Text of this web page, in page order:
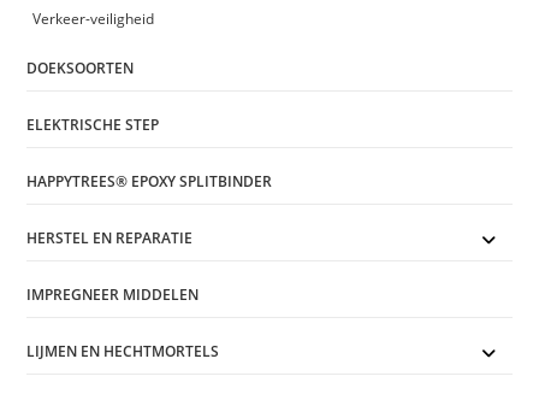
Verkeer-veiligheid
DOEKSOORTEN
ELEKTRISCHE STEP
HAPPYTREES® EPOXY SPLITBINDER
HERSTEL EN REPARATIE
IMPREGNEER MIDDELEN
LIJMEN EN HECHTMORTELS